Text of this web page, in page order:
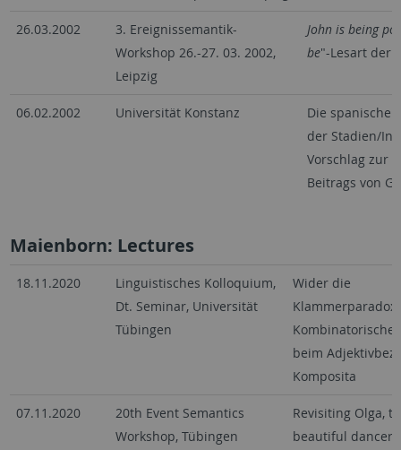
26.03.2002
3. Ereignissemantik-
Workshop 26.-27. 03. 2002,
Leipzig
John is being
be"-Lesart der
06.02.2002 Universität Konstanz
Die
der Stadien/
Vorschlag zur
Beitrags von
Maienborn: Lectures
18.11.2020
Linguistisches Kolloquium,
Dt. Seminar, Universität
Tübingen
Wider die
Kombinatorische
beim
Komposita
07.11.2020
20th Event Semantics
Workshop, Tübingen
Revisiting Olga,
beautiful dancer: